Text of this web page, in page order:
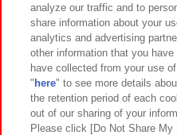
イベント・キャンペーン
関連会社 サステナビ
プライバシーポリシー ウェ
analyze our traffic and to
share information about your
analytics and advertising
other information that you
have collected from your use
" here" to see more details
the retention period of each
out of our sharing of your
Please click [Do Not Share